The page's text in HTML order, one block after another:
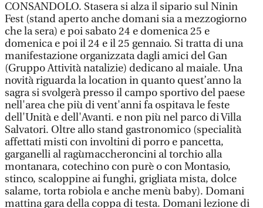
CONSANDOLO. Stasera si alza il sipario sul Ninin
Fest (stand aperto anche domani sia a mezzogiorno
che la sera) e poi sabato 24 e domenica 25 e
domenica e poi il 24 e il 25 gennaio. Si tratta di una
manifestazione organizzata dagli amici del Gan
(Gruppo Attività natalizie) dedicano al maiale. Una
novità riguarda la location in quanto quest’anno la
sagra si svolgerà presso il campo sportivo del paese
nell'area che più di vent'anni fa ospitava le feste
dell'Unità e dell'Avanti. e non più nel parco di Villa
Salvatori. Oltre allo stand gastronomico (specialità
affettati misti con involtini di porro e pancetta,
garganelli al ragùmaccheroncini al torchio alla
montanara, cotechino con purè o con Montasio,
stinco, scaloppine ai funghi, grigliata mista, dolce
salame, torta robiola e anche menù baby). Domani
mattina gara della coppa di testa. Domani lezione di